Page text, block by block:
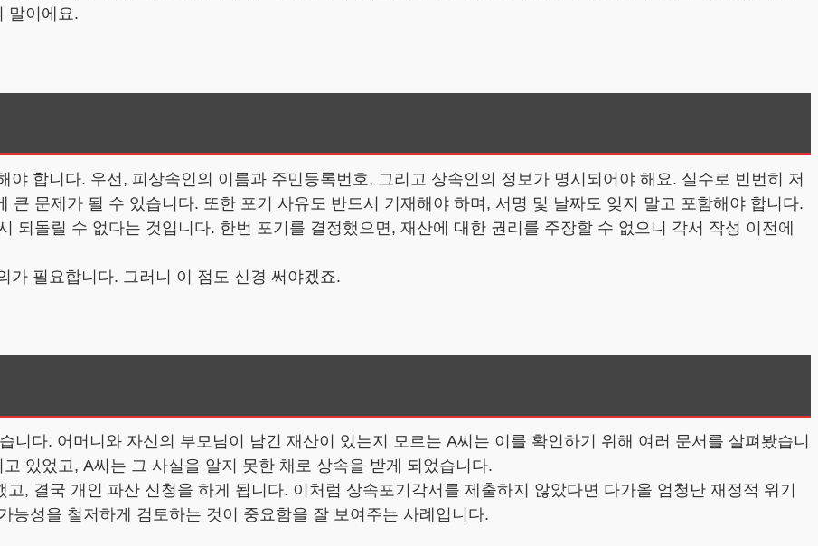
말이에요.
합니다. 우선, 피상속인의 이름과 주민등록번호, 그리고 상속인의 정보가 명시되어야 해요. 실수로 빈번히 저
큰 문제가 될 수 있습니다. 또한 포기 사유도 반드시 기재해야 하며, 서명 및 날짜도 잊지 말고 포함해야 합니다.
되돌릴 수 없다는 것입니다. 한번 포기를 결정했으면, 재산에 대한 권리를 주장할 수 없으니 각서 작성 이전에
가 필요합니다. 그러니 이 점도 신경 써야겠죠.
니다. 어머니와 자신의 부모님이 남긴 재산이 있는지 모르는 A씨는 이를 확인하기 위해 여러 문서를 살펴봤습니
있었고, A씨는 그 사실을 알지 못한 채로 상속을 받게 되었습니다.
, 결국 개인 파산 신청을 하게 됩니다. 이처럼 상속포기각서를 제출하지 않았다면 다가올 엄청난 재정적 위기
능성을 철저하게 검토하는 것이 중요함을 잘 보여주는 사례입니다.